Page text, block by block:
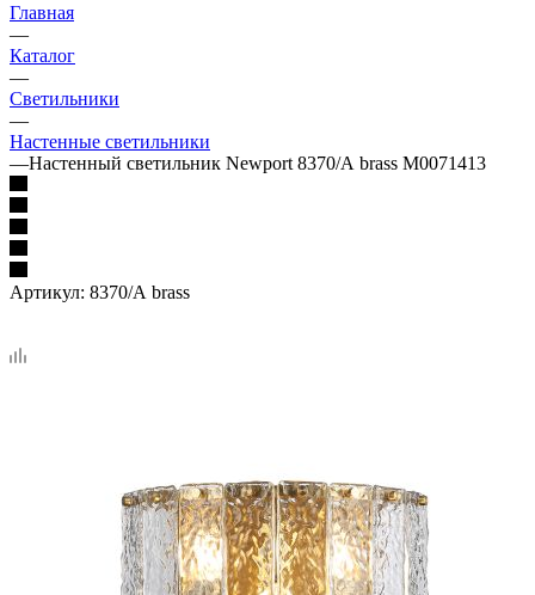
Главная
—
Каталог
—
Светильники
—
Настенные светильники
—Настенный светильник Newport 8370/А brass М0071413
Артикул: 8370/А brass